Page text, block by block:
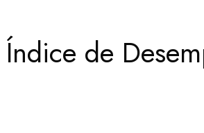
Índice de